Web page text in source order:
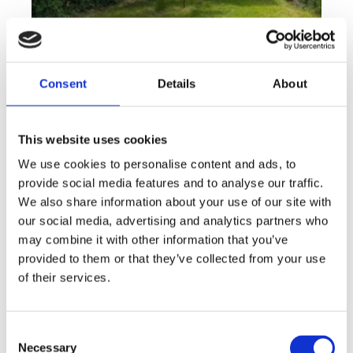
Consent Details About
This website uses cookies
We use cookies to personalise content and ads, to
provide social media features and to analyse our traffic.
We also share information about your use of our site with
our social media, advertising and analytics partners who
may combine it with other information that you’ve
provided to them or that they’ve collected from your use
of their services.
Necessary
Rent flats 2+KT 41 m², Plzeň - Lobzy
Offer type
Property type
Apartment
disposition
funkce
garden store